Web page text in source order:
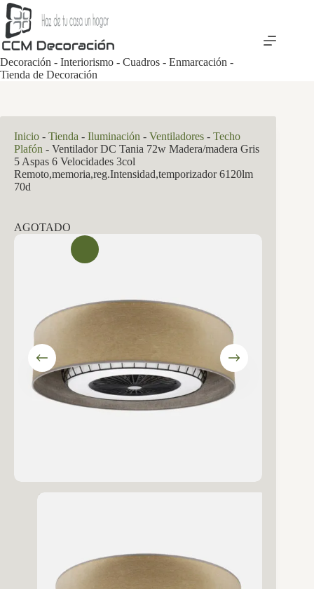
Saltar
al
contenido
Decoración - Interiorismo - Cuadros - Enmarcación -
Tienda de Decoración
Inicio - Tienda - Iluminación - Ventiladores - Techo
Plafón - Ventilador DC Tania 72w Madera/madera Gris
5 Aspas 6 Velocidades 3col
Remoto,memoria,reg.Intensidad,temporizador 6120lm
70d
AGOTADO